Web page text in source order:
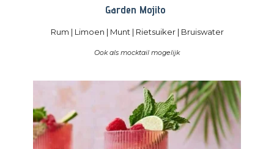
Garden Mojito
Rum | Limoen | Munt | Rietsuiker | Bruiswater
Ook als mocktail mogelijk